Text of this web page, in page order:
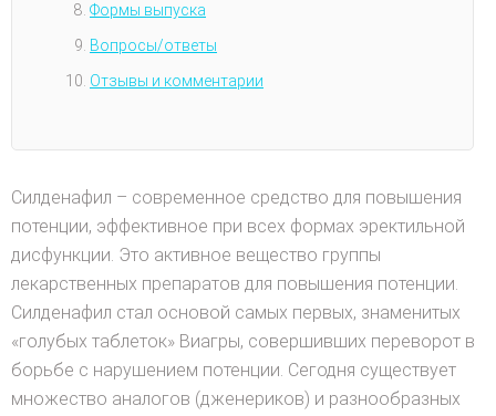
Формы выпуска
Вопросы/ответы
Отзывы и комментарии
Силденафил – современное средство для повышения
потенции, эффективное при всех формах эректильной
дисфункции. Это активное вещество группы
лекарственных препаратов для повышения потенции.
Силденафил стал основой самых первых, знаменитых
«голубых таблеток» Виагры, совершивших переворот в
борьбе с нарушением потенции. Сегодня существует
множество аналогов (дженериков) и разнообразных